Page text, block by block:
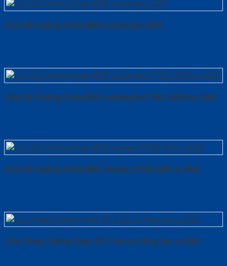
Cửa Gỗ Chống Cháy MDF Laminate-SGD
Cửa Gỗ Chống Cháy MDF Laminate P1R2 23029-a-SGD
Cửa Gỗ Chống Cháy MDF Veneer P1R2 ASH-a-SGD
Cửa Thép Chống Cháy 2P 2 tay co thuy luc-a-SGD